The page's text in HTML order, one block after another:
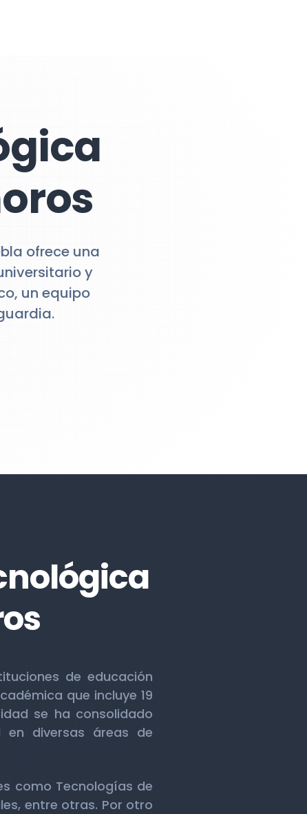
ofrece una
y
un equipo
de educación
que incluye 19
se ha consolidado
diversas áreas de
como Tecnologías de
entre otras. Por otro